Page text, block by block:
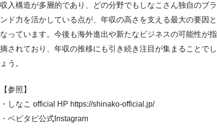
収入構造が多層的であり、どの分野でもしなこさん独自のブラ
ンド力を活かしている点が、年収の高さを支える最大の要因と
なっています。今後も海外進出や新たなビジネスの可能性が指
摘されており、年収の推移にも引き続き注目が集まることでし
ょう。
【参照】
・しなこ official HP https://shinako-official.jp/
・ベビタピ公式Instagram